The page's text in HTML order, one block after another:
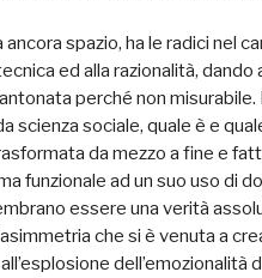
ancora spazio, ha le radici nel
ed alla razionalità,
perché non misurabile.
scienza sociale, quale è e
da mezzo a fine e
funzionale ad un suo uso di
essere una verità
che si è venuta a
dell’emozionalità